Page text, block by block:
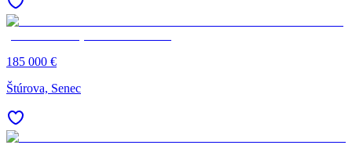
185 000 €
Štúrova, Senec